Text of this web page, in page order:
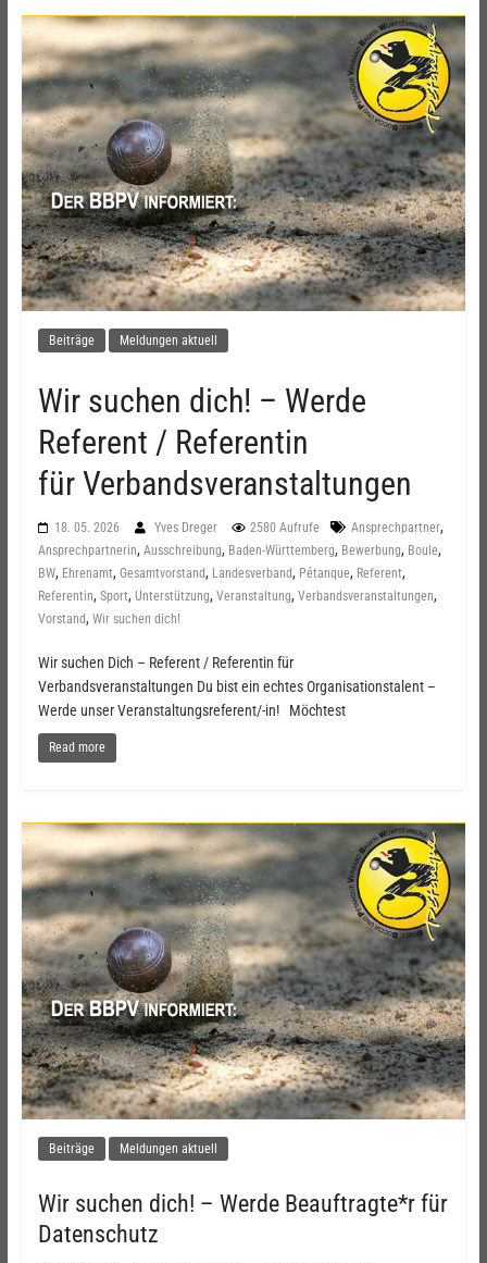
Beiträge Meldungen aktuell
Wir suchen dich! – Werde
Referent / Referentin
für Verbandsveranstaltungen
18. 05. 2026 Yves Dreger 2580 Aufrufe Ansprechpartner,
Ansprechpartnerin, Ausschreibung, Baden-Württemberg, Bewerbung, Boule,
BW, Ehrenamt, Gesamtvorstand, Landesverband, Pétanque, Referent,
Referentin, Sport, Unterstützung, Veranstaltung, Verbandsveranstaltungen,
Vorstand, Wir suchen dich!
Wir suchen Dich – Referent / Referentin für
Verbandsveranstaltungen Du bist ein echtes Organisationstalent –
Werde unser Veranstaltungsreferent/-in! Möchtest
Read more
Beiträge Meldungen aktuell
Wir suchen dich! – Werde Beauftragte*r für
Datenschutz